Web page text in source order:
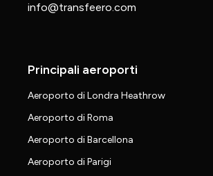
info@transfeero.com
Principali aeroporti
Aeroporto di Londra Heathrow
Aeroporto di Roma
Aeroporto di Barcellona
Aeroporto di Parigi